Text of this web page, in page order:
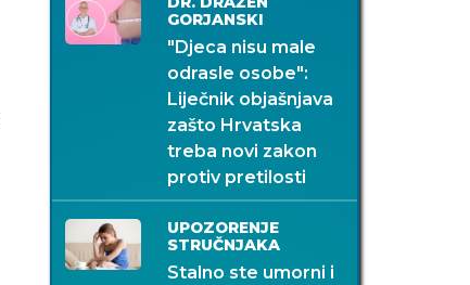
GORJANSKI
"Djeca nisu male
odrasle osobe":
Liječnik objašnjava
zašto Hrvatska
treba novi zakon
protiv pretilosti
UPOZORENJE
STRUČNJAKA
Stalno ste umorni i